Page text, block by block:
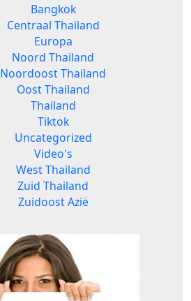
Bangkok
Centraal Thailand
Europa
Noord Thailand
Noordoost Thailand
Oost Thailand
Thailand
Tiktok
Uncategorized
Video's
West Thailand
Zuid Thailand
Zuidoost Azië